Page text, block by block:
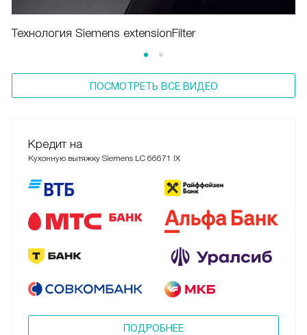
Технология Siemens extensionFilter
ПОСМОТРЕТЬ ВСЕ ВИДЕО
Кредит на
Кухонную вытяжку Siemens LC 66671 IX
ПОДРОБНЕЕ